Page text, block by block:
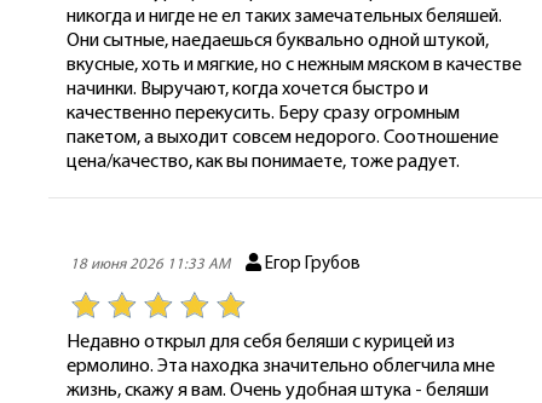
никогда и нигде не ел таких замечательных беляшей.
Они сытные, наедаешься буквально одной штукой,
вкусные, хоть и мягкие, но с нежным мяском в качестве
начинки. Выручают, когда хочется быстро и
качественно перекусить. Беру сразу огромным
пакетом, а выходит совсем недорого. Соотношение
цена/качество, как вы понимаете, тоже радует.
18 июня 2026 11:33 AM Егор Грубов
Недавно открыл для себя беляши с курицей из
ермолино. Эта находка значительно облегчила мне
жизнь, скажу я вам. Очень удобная штука - беляши